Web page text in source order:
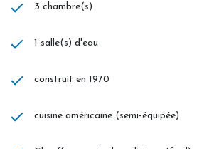
3 chambre(s)
1 salle(s) d'eau
construit en 1970
cuisine américaine (semi-équipée)